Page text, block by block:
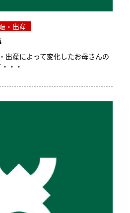
・出産
出産によって変化したお母さんの
・・